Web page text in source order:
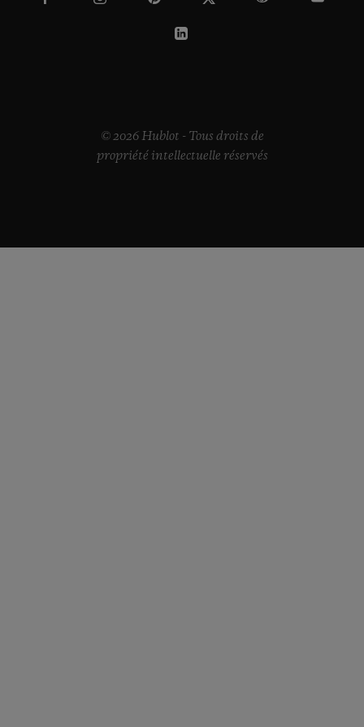
© 2026 Hublot - Tous droits de
propriété intellectuelle réservés